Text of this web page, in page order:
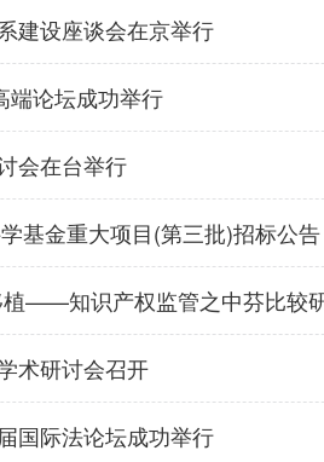
建设座谈会在京举行
端论坛成功举行
会在台举行
基金重大项目(第三批)招标公告
植——知识产权监管之中芬比较
术研讨会召开
国际法论坛成功举行